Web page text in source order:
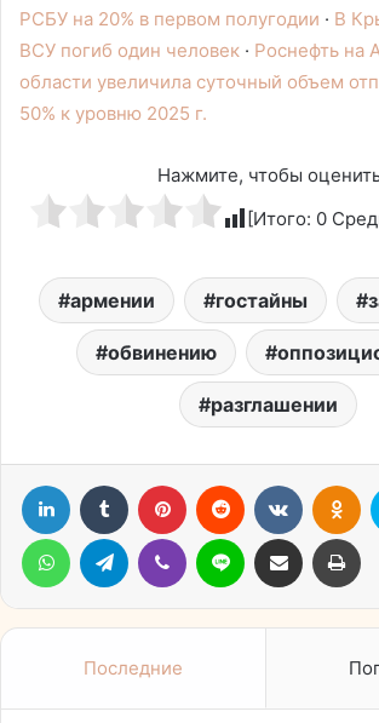
РСБУ на 20% в первом полугодии · В
ВСУ погиб один человек · Роснефть на
области увеличила суточный объем
50% к уровню 2025 г.
Нажмите, чтобы
[Итого: 0
армении гостайны
обвинению
разглашении
LinkedIn Tumblr Pinterest Reddit Вконтакте
WhatsAppTelegram Viber Line Поделиться через электронную почту
Последние